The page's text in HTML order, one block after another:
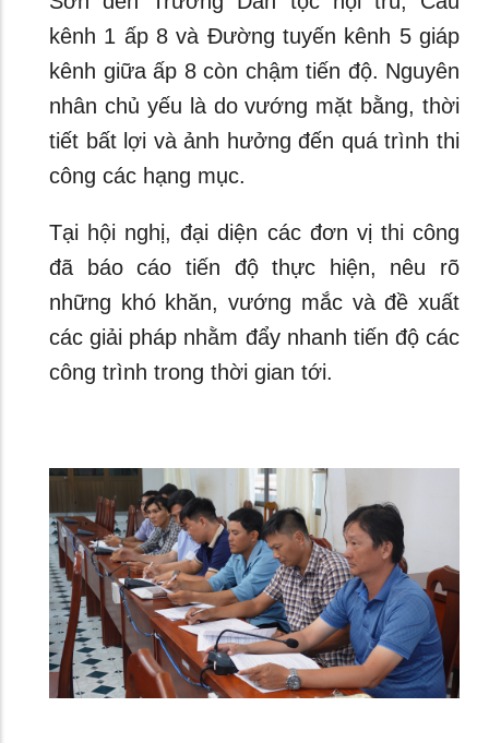
kênh 1 ấp 8 và Đường tuyến kênh 5 giáp
kênh giữa ấp 8 còn chậm tiến độ. Nguyên
nhân chủ yếu là do vướng mặt bằng, thời
tiết bất lợi và ảnh hưởng đến quá trình thi
công các hạng mục.
Tại hội nghị, đại diện các đơn vị thi công
đã báo cáo tiến độ thực hiện, nêu rõ
những khó khăn, vướng mắc và đề xuất
các giải pháp nhằm đẩy nhanh tiến độ các
công trình trong thời gian tới.